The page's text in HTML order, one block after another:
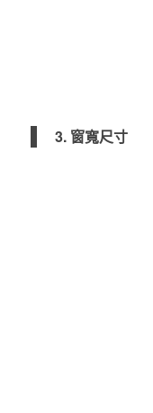
3. 窗寬尺寸